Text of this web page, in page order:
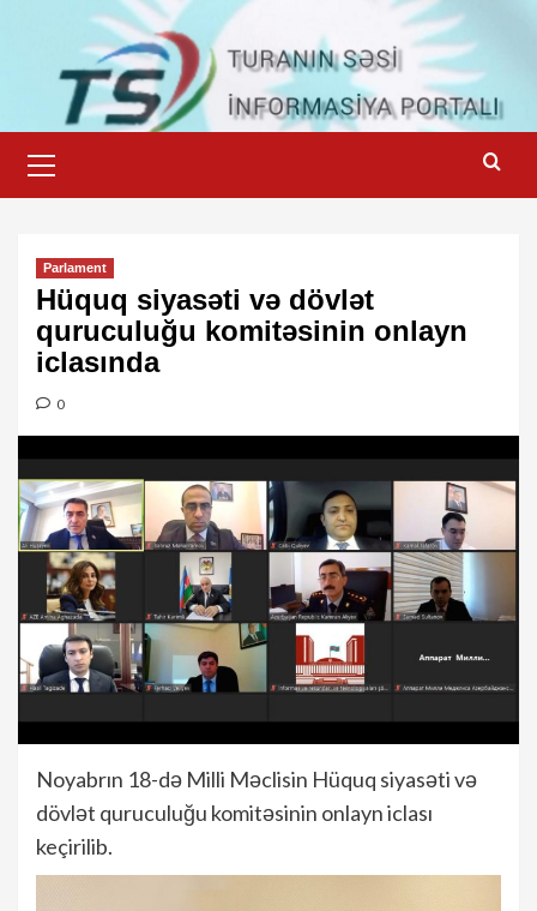
content
Menu
Parlament
Hüquq siyasəti və dövlət
quruculuğu komitəsinin onlayn
iclasında
0
Noyabrın 18-də Milli Məclisin Hüquq siyasəti və
dövlət quruculuğu komitəsinin onlayn iclası
keçirilib.